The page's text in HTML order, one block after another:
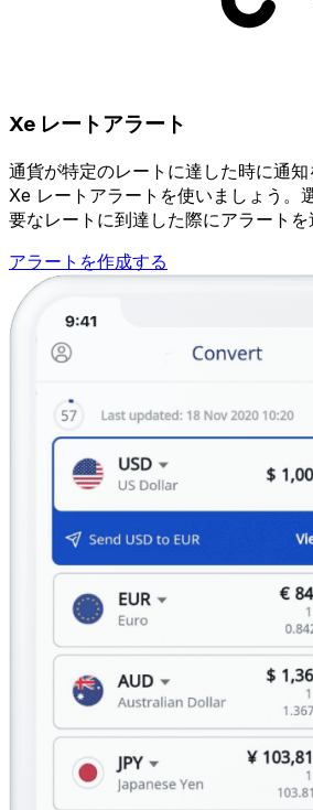
Xe レートアラート
通貨が特定のレートに達した時に通知
Xe レートアラートを使いましょう。
要なレートに到達した際にアラートを
アラートを作成する